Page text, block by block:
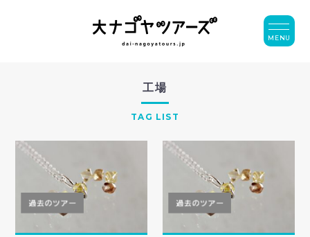
工場
TAG LIST
MENU